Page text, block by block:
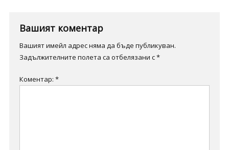
Вашият коментар
Вашият имейл адрес няма да бъде публикуван.
Задължителните полета са отбелязани с*
Коментар: *